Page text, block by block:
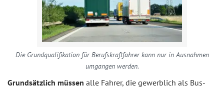
Die Grundqualifikation für Berufskraftfahrer kann nur in Ausnahmen
umgangen werden.
Grundsätzlich müssen alle Fahrer, die gewerblich als Bus-